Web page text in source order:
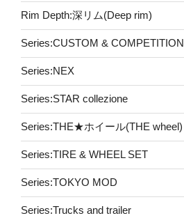
Rim Depth:深リム(Deep rim)
Series:CUSTOM & COMPETITION
Series:NEX
Series:STAR collezione
Series:THE★ホイール(THE wheel)
Series:TIRE & WHEEL SET
Series:TOKYO MOD
Series:Trucks and trailer